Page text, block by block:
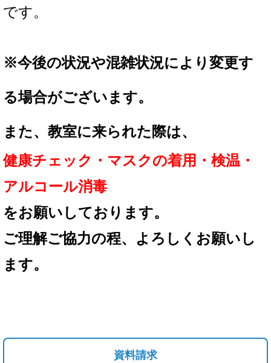
です。
※今後の状況や混雑状況により変更す
る場合がございます。
また、教室に来られた際は、
健康チェック・マスクの着用 ・検温・
アルコール消毒
をお願いしております。
ご理解ご協力の程、
よろしくお願いし
ます。
資料請求